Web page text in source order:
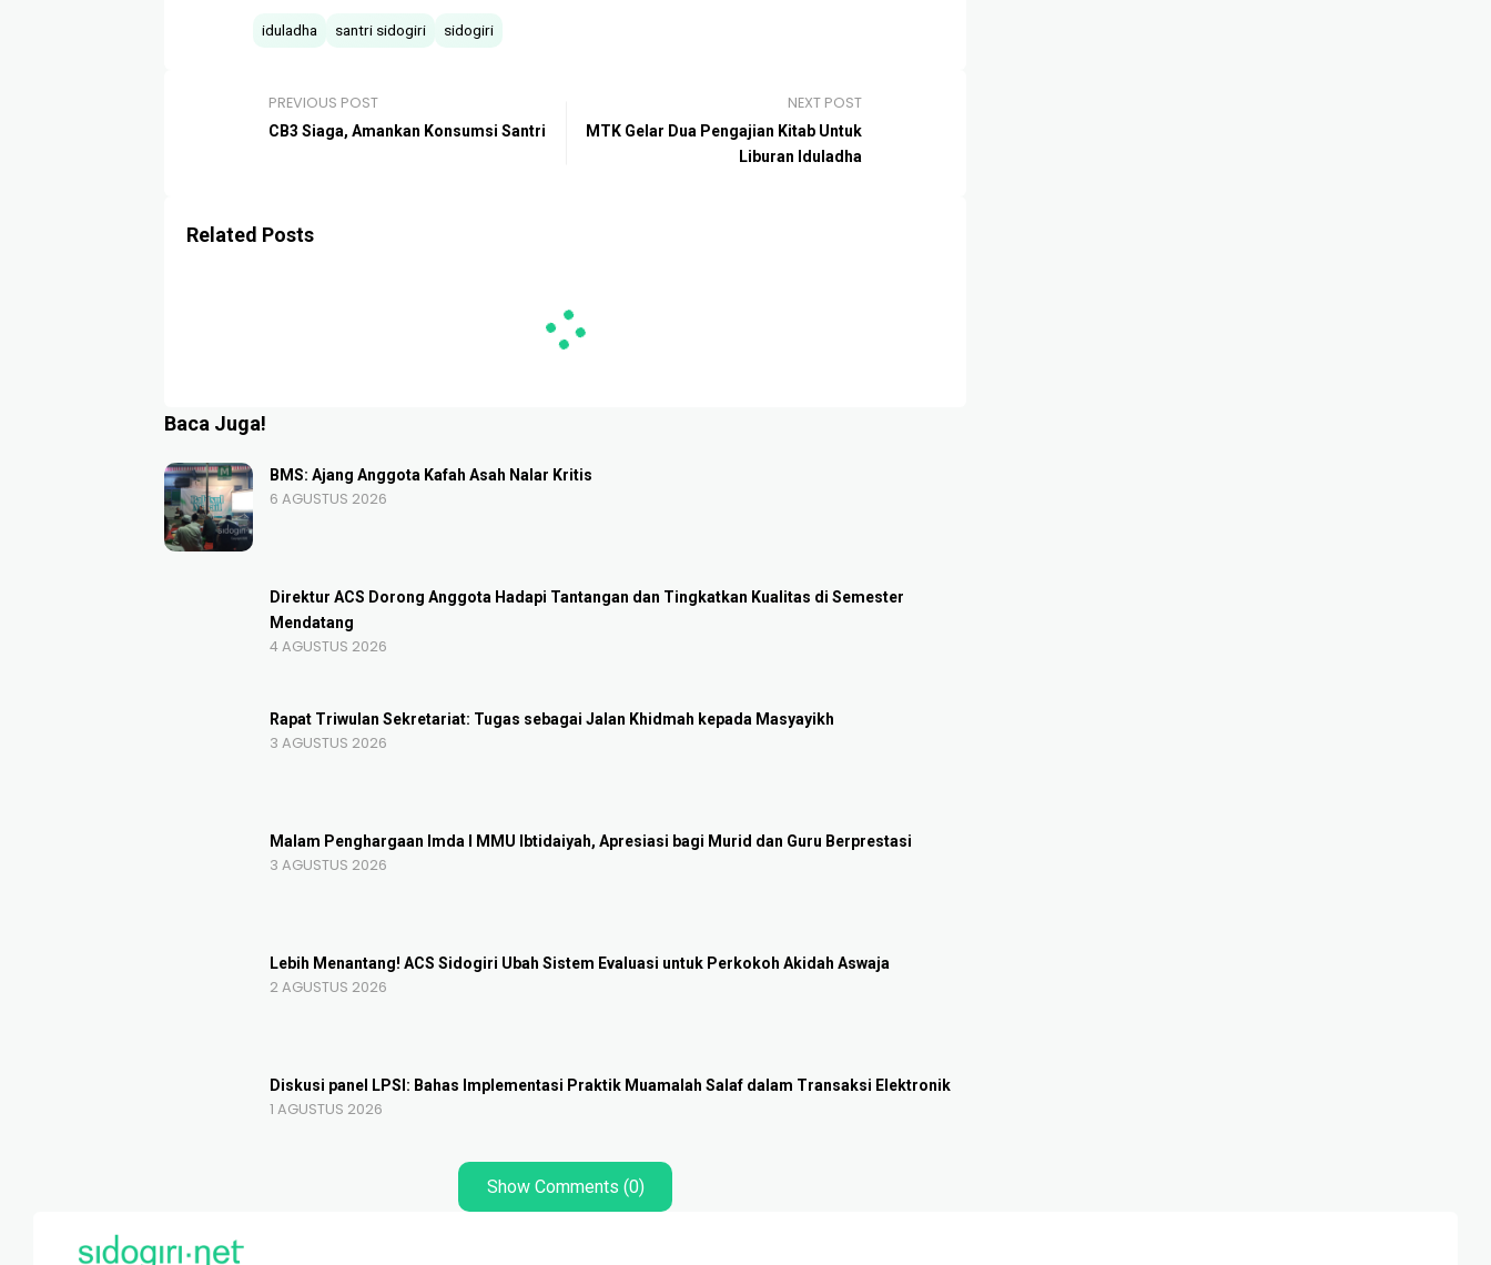
iduladha santri sidogiri sidogiri
PREVIOUS POST
CB3 Siaga, Amankan Konsumsi Santri
NEXT POST
MTK Gelar Dua Pengajian Kitab Untuk
Liburan Iduladha
Related Posts
Baca Juga!
BMS: Ajang Anggota Kafah Asah Nalar Kritis
6 AGUSTUS 2026
Direktur ACS Dorong Anggota Hadapi Tantangan dan Tingkatkan Kualitas di Semester
Mendatang
4 AGUSTUS 2026
Rapat Triwulan Sekretariat: Tugas sebagai Jalan Khidmah kepada Masyayikh
3 AGUSTUS 2026
Malam Penghargaan Imda I MMU Ibtidaiyah, Apresiasi bagi Murid dan Guru Berprestasi
3 AGUSTUS 2026
Lebih Menantang! ACS Sidogiri Ubah Sistem Evaluasi untuk Perkokoh Akidah Aswaja
2 AGUSTUS 2026
Diskusi panel LPSI: Bahas Implementasi Praktik Muamalah Salaf dalam Transaksi Elektronik
1 AGUSTUS 2026
Show Comments (0)